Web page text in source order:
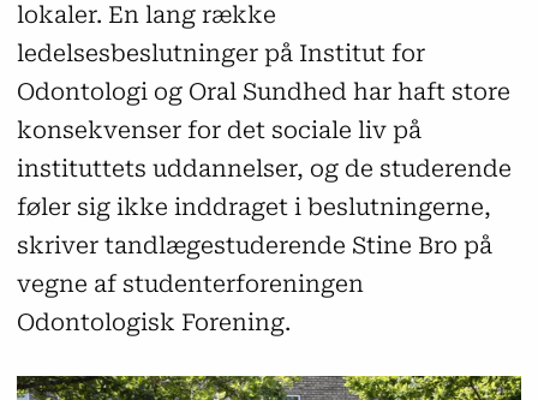
lokaler. En lang række
ledelsesbeslutninger på Institut for
Odontologi og Oral Sundhed har haft store
konsekvenser for det sociale liv på
instituttets uddannelser, og de studerende
føler sig ikke inddraget i beslutningerne,
skriver tandlægestuderende Stine Bro på
vegne af studenterforeningen
Odontologisk Forening.